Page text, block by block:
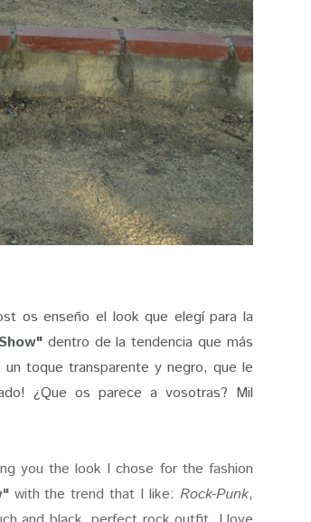
os enseño el look que elegí para la
dentro de la tendencia que más
toque transparente y negro, que le
¿Que os parece a vosotras? Mil
you the look I chose for the fashion
with the trend that I like:Rock-Punk,